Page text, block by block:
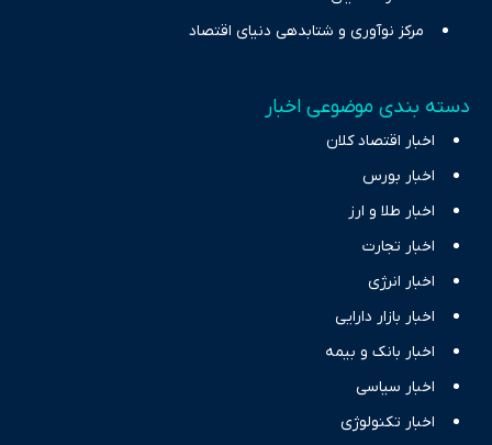
مرکز نوآوری و شتابدهی دنیای اقتصاد
دسته بندی موضوعی اخبار
اخبار اقتصاد کلان
اخبار بورس
اخبار طلا و ارز
اخبار تجارت
اخبار انرژی
اخبار بازار دارایی
اخبار بانک و بیمه
اخبار سیاسی
اخبار تکنولوژی